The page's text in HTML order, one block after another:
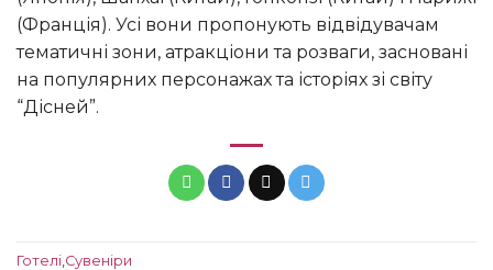
(Франція). Усі вони пропонують відвідувачам
тематичні зони, атракціони та розваги, засновані
на популярних персонажах та історіях зі світу
“Дісней”.
Готелі Сувеніри